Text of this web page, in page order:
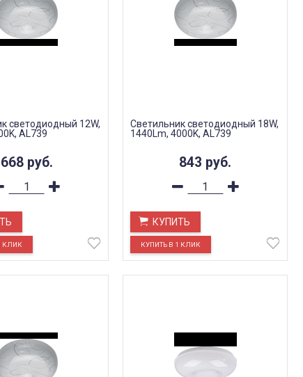
светодиодный 12W,
AL739
668 руб.
Светильник светодиодный 18W,
1440Lm, 4000K, AL739
843 руб.
КУПИТЬ